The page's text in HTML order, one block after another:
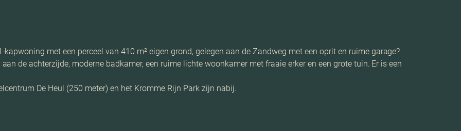
met een perceel van 410 m² eigen grond, gelegen aan de Zandweg met een oprit en ruime garage?
de achterzijde, moderne badkamer, een ruime lichte woonkamer met fraaie erker en een grote tuin. Er is een
De Heul (250 meter) en het Kromme Rijn Park zijn nabij.